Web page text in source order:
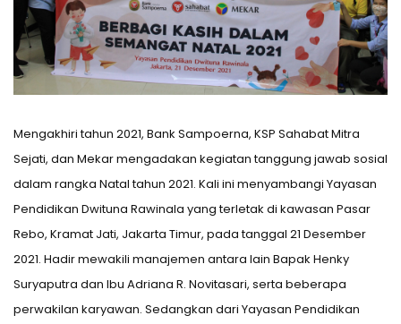
Mengakhiri tahun 2021, Bank Sampoerna, KSP Sahabat Mitra
Sejati, dan Mekar mengadakan kegiatan tanggung jawab sosial
dalam rangka Natal tahun 2021. Kali ini menyambangi Yayasan
Pendidikan Dwituna Rawinala yang terletak di kawasan Pasar
Rebo, Kramat Jati, Jakarta Timur, pada tanggal 21 Desember
2021. Hadir mewakili manajemen antara lain Bapak Henky
Suryaputra dan Ibu Adriana R. Novitasari, serta beberapa
perwakilan karyawan. Sedangkan dari Yayasan Pendidikan